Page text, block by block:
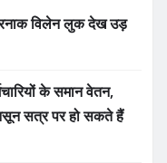
विलेन लुक देख उड़
के समान वेतन,
सत्र पर हो सकते हैं